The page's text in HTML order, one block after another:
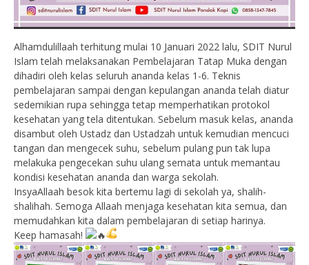
Alhamdulillaah terhitung mulai 10 Januari 2022 lalu, SDIT Nurul
Islam telah melaksanakan Pembelajaran Tatap Muka dengan
dihadiri oleh kelas seluruh ananda kelas 1-6. Teknis
pembelajaran sampai dengan kepulangan ananda telah diatur
sedemikian rupa sehingga tetap memperhatikan protokol
kesehatan yang tela ditentukan. Sebelum masuk kelas, ananda
disambut oleh Ustadz dan Ustadzah untuk kemudian mencuci
tangan dan mengecek suhu, sebelum pulang pun tak lupa
melakuka pengecekan suhu ulang semata untuk memantau
kondisi kesehatan ananda dan warga sekolah.
InsyaAllaah besok kita bertemu lagi di sekolah ya, shalih-
shalihah. Semoga Allaah menjaga kesehatan kita semua, dan
memudahkan kita dalam pembelajaran di setiap harinya.
Keep hamasah!